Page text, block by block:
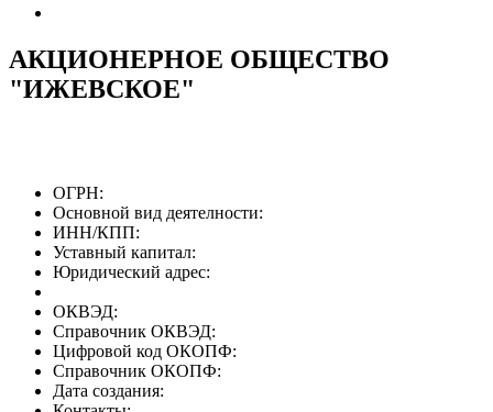
АКЦИОНЕРНОЕ ОБЩЕСТВО
"ИЖЕВСКОЕ"
ОГРН:
Основной вид деятелности:
ИНН/КПП:
Уставный капитал:
Юридический адрес:
ОКВЭД:
Справочник ОКВЭД:
Цифровой код ОКОПФ:
Справочник ОКОПФ:
Дата создания: